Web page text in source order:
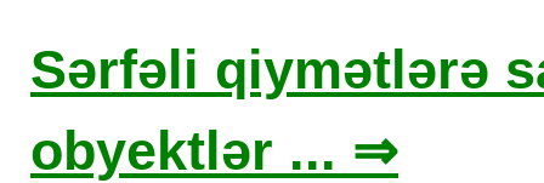
Sərfəli qiymətlərə
obyektlər ... ⇒